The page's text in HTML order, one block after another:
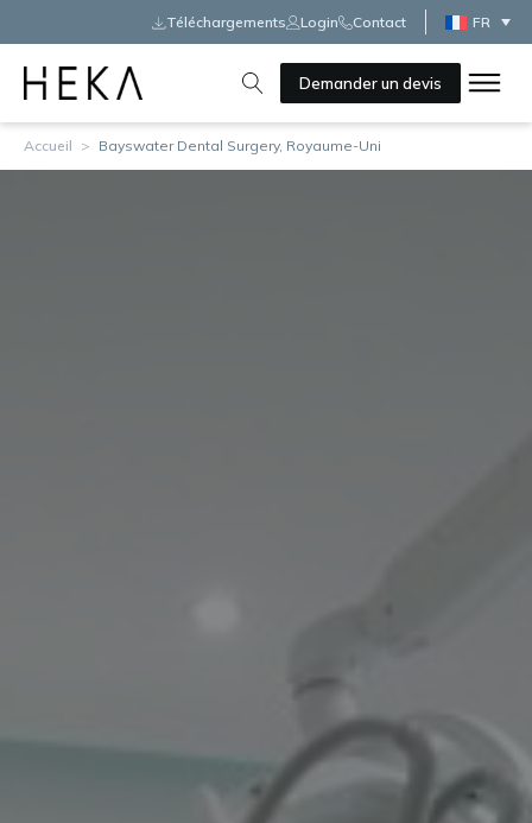
Téléchargements Login Contact FR
Demander un devis
Accueil > Bayswater Dental Surgery, Royaume-Uni